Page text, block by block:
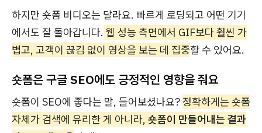
하지만 숏폼 비디오는 달라요. 빠르게 로딩되고 어떤 기기
에서도 잘 돌아갑니다. 웹 성능 측면에서 GIF보다 훨씬 가
볍고, 고객이 끊김 없이 영상을 보는 데 집중할 수 있어요.
숏폼은 구글 SEO에도 긍정적인 영향을 줘요
숏폼이 SEO에 좋다는 말, 들어보셨나요? 정확하게는 숏폼
자체가 검색에 유리한 게 아니라, 숏폼이 만들어내는 결과